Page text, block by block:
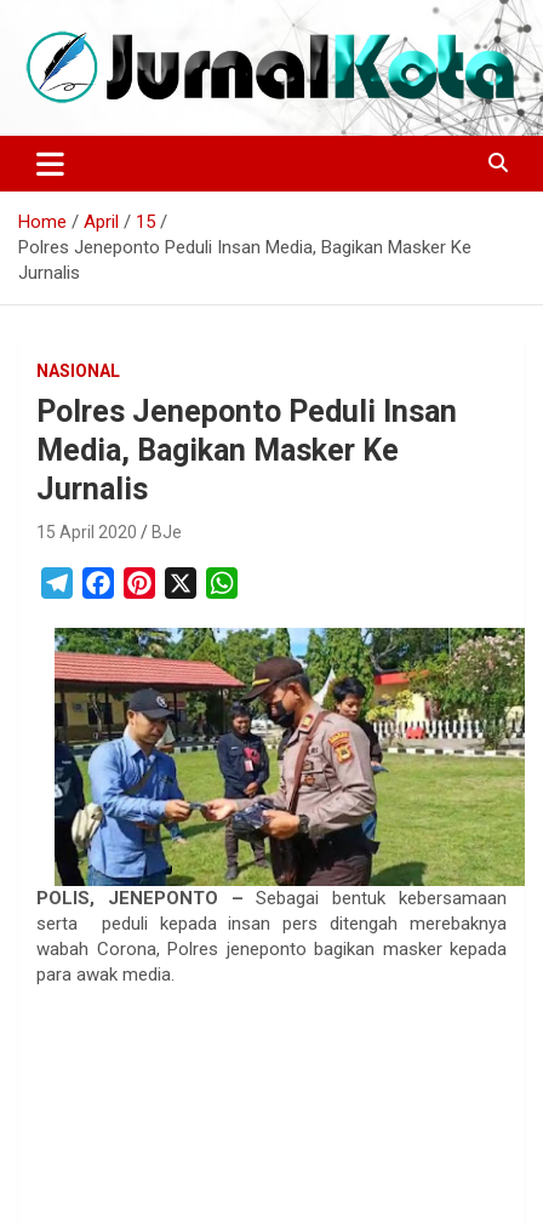
content
JURNALKOTA.NET
Sumber Berita Indonesia dan Internasional Terkini
Home April
15
Polres Jeneponto Peduli Insan Media, Bagikan Masker Ke
Jurnalis
NASIONAL
Polres Jeneponto Peduli Insan
Media, Bagikan Masker Ke
Jurnalis
15 April 2020 BJe
l
e
g
r
a
m
c
e
b
o
o
k
n
t
e
r
e
s
t
a
t
s
A
p
p
POLIS, JENEPONTO –Sebagai bentuk kebersamaan
serta peduli kepada insan pers ditengah merebaknya
wabah Corona, Polres jeneponto bagikan masker kepada
para awak media.